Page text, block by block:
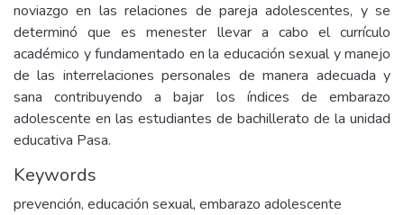
noviazgo en las relaciones de pareja adolescentes, y se
determinó que es menester llevar a cabo el currículo
académico y fundamentado en la educación sexual y manejo
de las interrelaciones personales de manera adecuada y
sana contribuyendo a bajar los índices de embarazo
adolescente en las estudiantes de bachillerato de la unidad
educativa Pasa.
Keywords
prevención, educación sexual, embarazo adolescente